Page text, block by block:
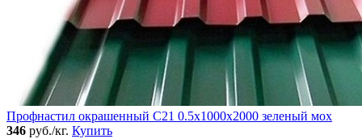
Профнастил окрашенный C21 0.5x1000x2000 зеленый мох
346 руб./кг. Купить